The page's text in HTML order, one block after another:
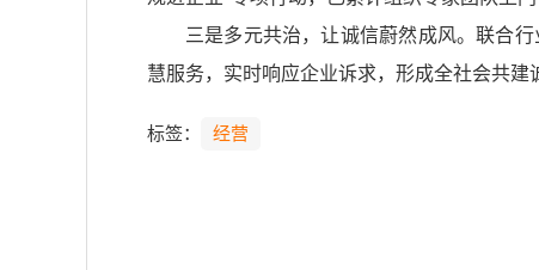
三是多元共治，让诚信蔚然成风。联合
慧服务，实时响应企业诉求，形成全社会共
标签： 经营